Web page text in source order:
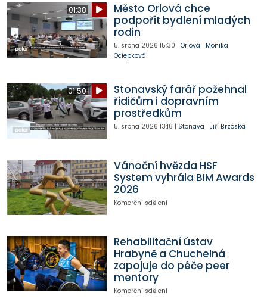
01:38
Město Orlová chce
podpořit bydlení mladých
rodin
5. srpna 2026 15:30 | Orlová | Monika
Ociepková
01:50
Stonavský farář požehnal
řidičům i dopravním
prostředkům
5. srpna 2026 13:18 | Stonava | Jiří Brzóska
Vánoční hvězda HSF
System vyhrála BIM Awards
2026
Komerční sdělení
Rehabilitační ústav
Hrabyně a Chuchelná
zapojuje do péče peer
mentory
Komerční sdělení